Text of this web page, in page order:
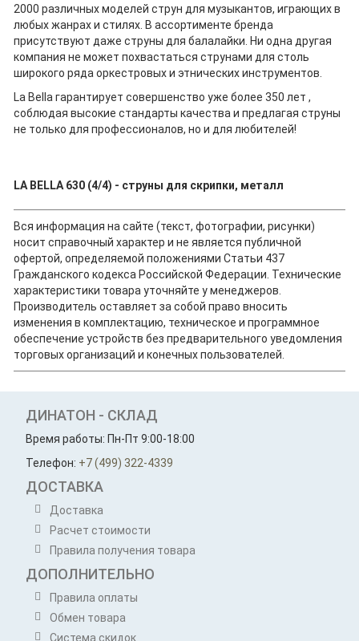
2000 различных моделей струн для музыкантов, играющих в
любых жанрах и стилях. В ассортименте бренда
присутствуют даже струны для балалайки. Ни одна другая
компания не может похвастаться струнами для столь
широкого ряда оркестровых и этнических инструментов.
La Bella гарантирует совершенство уже более 350 лет ,
соблюдая высокие стандарты качества и предлагая струны
не только для профессионалов, но и для любителей!
LA BELLA 630 (4/4) - струны для скрипки, металл
Вся информация на сайте (текст, фотографии, рисунки)
носит справочный характер и не является публичной
офертой, определяемой положениями Статьи 437
Гражданского кодекса Российской Федерации. Технические
характеристики товара уточняйте у менеджеров.
Производитель оставляет за собой право вносить
изменения в комплектацию, техническое и программное
обеспечение устройств без предварительного уведомления
торговых организаций и конечных пользователей.
ДИНАТОН - СКЛАД
Время работы: Пн-Пт 9:00-18:00
Телефон: +7 (499) 322-4339
ДОСТАВКА
Доставка
Расчет стоимости
Правила получения товара
ДОПОЛНИТЕЛЬНО
Правила оплаты
Обмен товара
Система скидок